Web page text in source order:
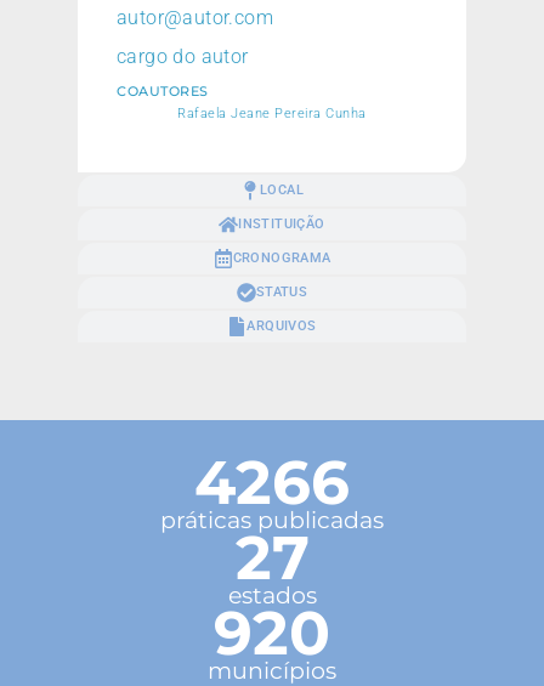
LOCAL
INSTITUIÇÃO
CRONOGRAMA
STATUS
ARQUIVOS
autor@autor.com
cargo do autor
COAUTORES
Rafaela Jeane Pereira Cunha
4266
práticas publicadas
27
estados
920
municípios